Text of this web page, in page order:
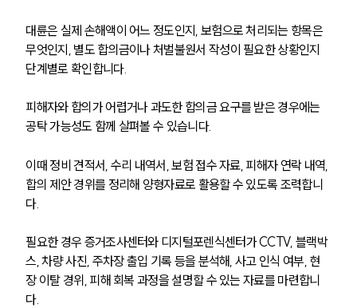
대륜은 실제 손해액이 어느 정도인지, 보험으로 처리되는 항목은
무엇인지, 별도 합의금이나 처벌불원서 작성이 필요한 상황인지
단계별로 확인합니다.
피해자와 합의가 어렵거나 과도한 합의금 요구를 받은 경우에는
공탁 가능성도 함께 살펴볼 수 있습니다.
이때 정비 견적서, 수리 내역서, 보험 접수 자료, 피해자 연락 내역,
합의 제안 경위를 정리해 양형자료로 활용할 수 있도록 조력합니
다.
필요한 경우 증거조사센터와 디지털포렌식센터가 CCTV, 블랙박
스, 차량 사진, 주차장 출입 기록 등을 분석해, 사고 인식 여부, 현
장 이탈 경위, 피해 회복 과정을 설명할 수 있는 자료를 마련합니
다.